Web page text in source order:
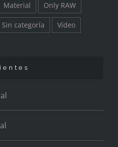
Material Only RAW
Sin categoría Vídeo